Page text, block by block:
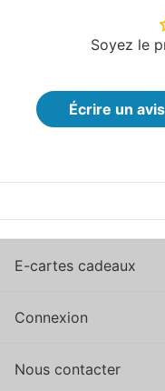
Soyez le
Écrire un avis
E-cartes cadeaux
Connexion
Nous contacter